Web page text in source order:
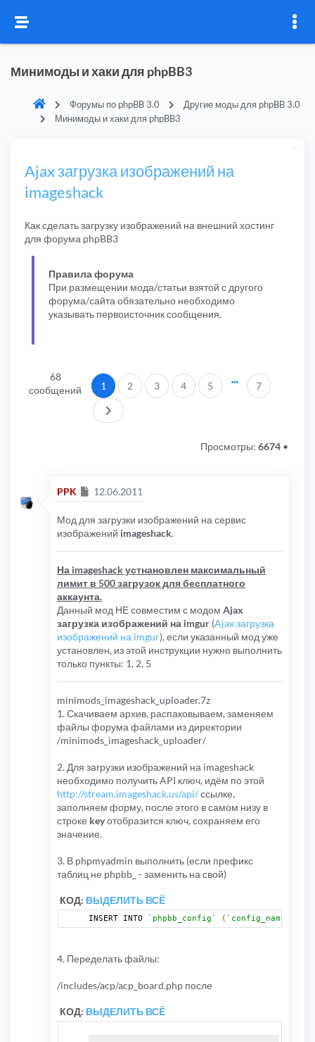
Минимоды и хаки для phpBB3
Форумы по phpBB 3.0
Другие моды для phpBB 3.0
Минимоды и хаки для phpBB3
Ajax загрузка изображений на
imageshack
Как сделать загрузку изображений на внешний хостинг
для форума phpBB3
Правила форума
При размещении мода/статьи взятой с другого
форума/сайта обязательно необходимо
указывать первоисточник сообщения.
68
сообщений
1 2 3 4 5
7
След.
Просмотры: 6674 •
PPK Сообщение
12.06.2011
Мод для загрузки изображений на сервис
изображений imageshack.
На imageshack устнановлен максимальный
лимит в 500 загрузок для бесплатного
аккаунта.
Данный мод НЕ совместим с модом Ajax
загрузка изображений на imgur (Ajax загрузка
изображений на imgur), если указанный мод уже
установлен, из этой инструкции нужно выполнить
только пункты: 1, 2, 5
minimods_imageshack_uploader.7z
1. Скачиваем архив, распаковываем, заменяем
файлы форума файлами из директории
/minimods_imageshack_uploader/
2. Для загрузки изображений на imageshack
необходимо получить API ключ, идём по этой
http://stream.imageshack.us/api/ссылке,
заполняем форму, после этого в самом низу в
строке keyотобразится ключ, сохраняем его
значение.
3. В phpmyadmin выполнить (если префикс
таблиц не phpbb_ - заменить на свой)
КОД: ВЫДЕЛИТЬ ВСЁ
INSERT INTO `phpbb_config` ( `config_name`
4. Переделать файлы:
/includes/acp/acp_board.php после
КОД: ВЫДЕЛИТЬ ВСЁ